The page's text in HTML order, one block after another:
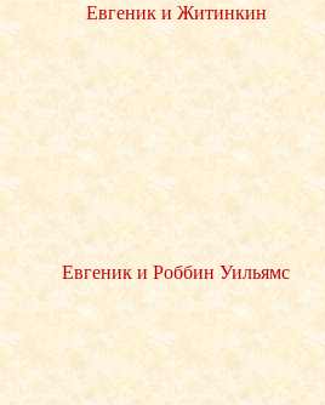
Евгеник и Житинкин
Евгеник и Роббин Уильямс